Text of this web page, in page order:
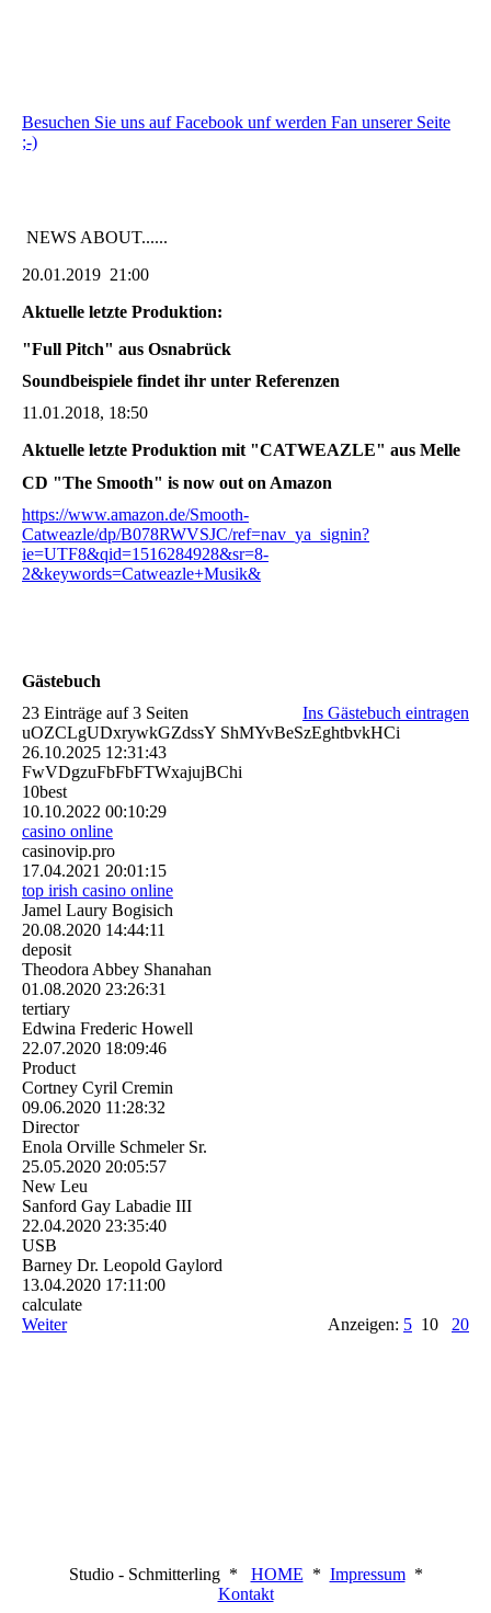
Besuchen Sie uns auf Facebook unf werden Fan unserer Seite
;-)
NEWS ABOUT......
20.01.2019 21:00
Aktuelle letzte Produktion:
"Full Pitch" aus Osnabrück
Soundbeispiele findet ihr unter Referenzen
11.01.2018, 18:50
Aktuelle letzte Produktion mit "CATWEAZLE" aus Melle
CD "The Smooth" is now out on Amazon
https://www.amazon.de/Smooth-
Catweazle/dp/B078RWVSJC/ref=nav_ya_signin?
ie=UTF8&qid=1516284928&sr=8-
2&keywords=Catweazle+Musik&
Gästebuch
23 Einträge auf 3 Seiten
Ins Gästebuch eintragen
uOZCLgUDxrywkGZdssY ShMYvBeSzEghtbvkHCi
26.10.2025 12:31:43
FwVDgzuFbFbFTWxajujBChi
10best
10.10.2022 00:10:29
casino online
casinovip.pro
17.04.2021 20:01:15
top irish casino online
Jamel Laury Bogisich
20.08.2020 14:44:11
deposit
Theodora Abbey Shanahan
01.08.2020 23:26:31
tertiary
Edwina Frederic Howell
22.07.2020 18:09:46
Product
Cortney Cyril Cremin
09.06.2020 11:28:32
Director
Enola Orville Schmeler Sr.
25.05.2020 20:05:57
New Leu
Sanford Gay Labadie III
22.04.2020 23:35:40
USB
Barney Dr. Leopold Gaylord
13.04.2020 17:11:00
calculate
Weiter
Anzeigen: 5 10 20
Studio - Schmitterling * HOME * Impressum*
Kontakt